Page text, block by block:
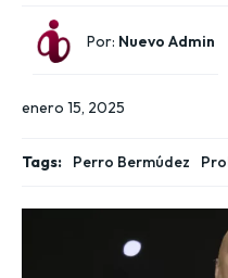
Por: Nuevo Admin
enero 15, 2025
Tags: Perro Bermúdez